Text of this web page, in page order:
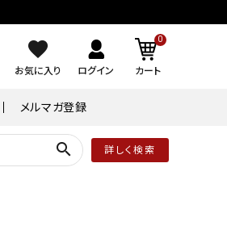
お気に入り ログイン
0
カート
メルマガ登録
search 詳しく検索